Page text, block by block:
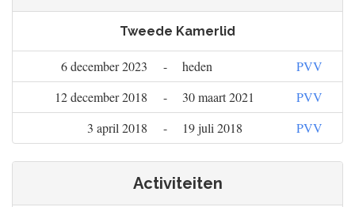
Tweede Kamerlid
6 december 2023 - heden
PVV
12 december 2018
- 30 maart 2021
PVV
3 april 2018
- 19 juli 2018 PVV
Activiteiten